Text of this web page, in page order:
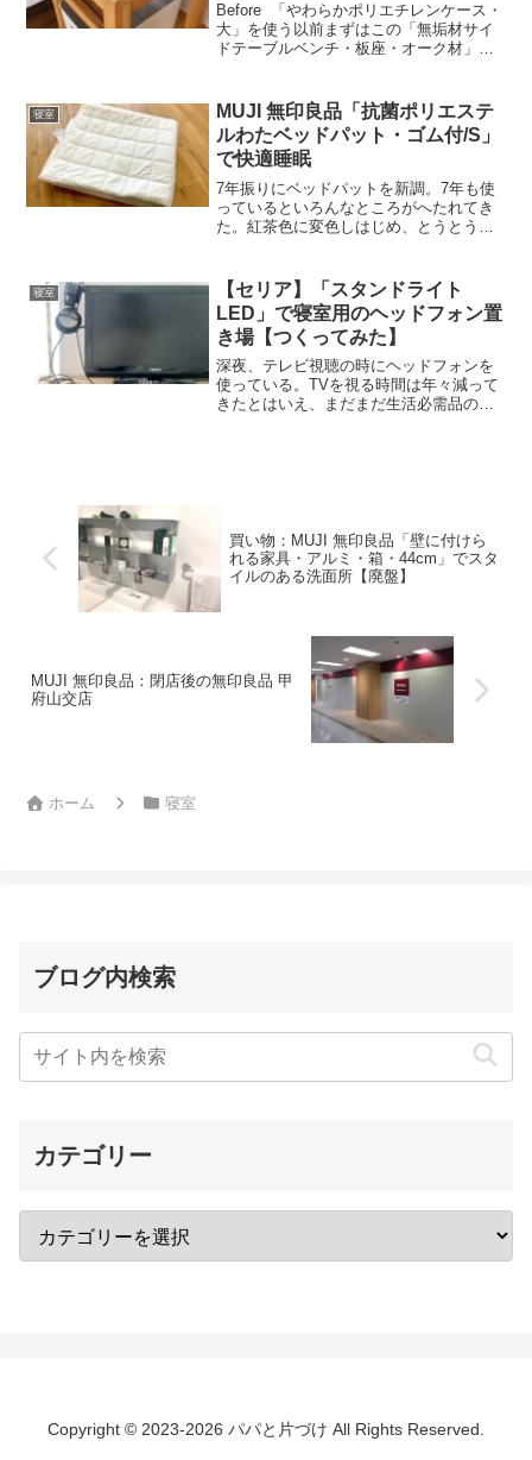
Before 「やわらかポリエチレンケース・
大」を使う以前まずはこの「無垢材サイ
ドテーブルベンチ・板座・オーク材」の
を再構築してみたら、ゴミ箱の高さが合
わずにきちんと...
寝室
MUJI 無印良品「抗菌ポリエステ
ルわたベッドパット・ゴム付/S」
で快適睡眠
7年振りにベッドパットを新調。7年も使
っているといろんなところがへたれてき
た。紅茶色に変色しはじめ、とうとうゴ
もあり、ベッドパットがない時期も過ご
した事もあった。使って...
寝室
【セリア】「スタンドライト
LED」で寝室用のヘッドフォン置
き場【つくってみた】
深夜、テレビ視聴の時にヘッドフォンを
使っている。TVを視る時間は年々減って
きたとはいえ、まだまだ生活必需品のひ
買い物：MUJI 無印良品「壁に付けら
れる家具・アルミ・箱・44cm」でスタ
イルのある洗面所【廃盤】
MUJI 無印良品：閉店後の無印良品 甲
府山交店
ホーム 寝室
ブログ内検索
カテゴリー
Copyright © 2023-2026 パパと片づけ All Rights Reserved.